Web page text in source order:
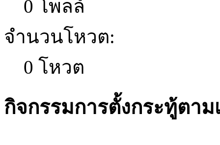
0 โพลล์
จำนวนโหวต:
0 โหวต
กิจกรรมการตั้งกระทู้ตาม